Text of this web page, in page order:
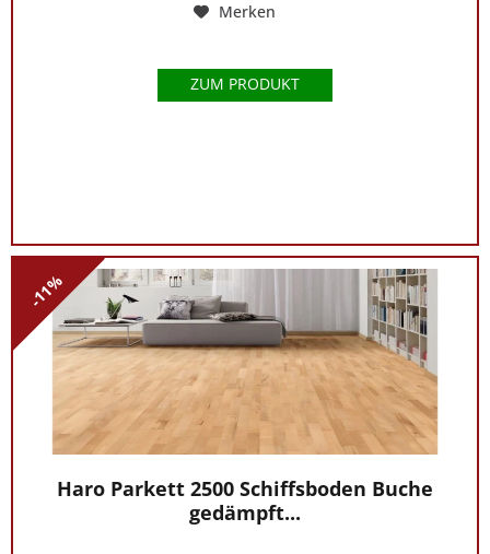
Merken
ZUM PRODUKT
-11%
Haro Parkett 2500 Schiffsboden Buche
gedämpft...